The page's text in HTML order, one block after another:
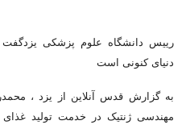
رییس دانشگاه علوم پزشکی
دنیای کنونی است
به گزارش قدس آنلاین از یزد ،
مهندسی ژنتیک در خدمت تولید